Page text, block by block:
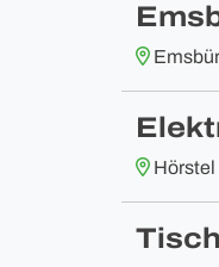
Hörstel